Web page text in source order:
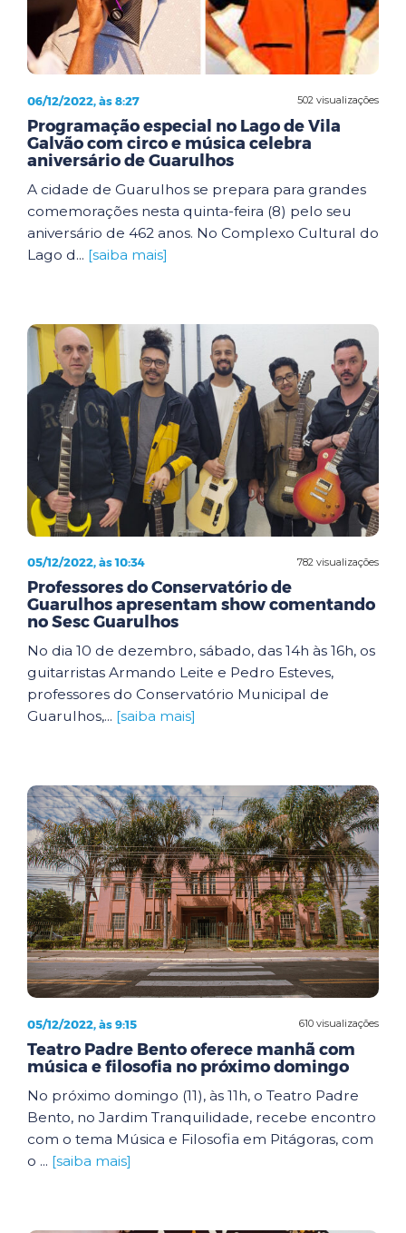
502 visualizações
06/12/2022, às 8:27
Programação especial no Lago de Vila
Galvão com circo e música celebra
aniversário de Guarulhos
A cidade de Guarulhos se prepara para grandes
comemorações nesta quinta-feira (8) pelo seu
aniversário de 462 anos. No Complexo Cultural do
Lago d... [saiba mais]
782 visualizações
05/12/2022, às 10:34
Professores do Conservatório de
Guarulhos apresentam show comentando
no Sesc Guarulhos
No dia 10 de dezembro, sábado, das 14h às 16h, os
guitarristas Armando Leite e Pedro Esteves,
professores do Conservatório Municipal de
Guarulhos,... [saiba mais]
610 visualizações
05/12/2022, às 9:15
Teatro Padre Bento oferece manhã com
música e filosofia no próximo domingo
No próximo domingo (11), às 11h, o Teatro Padre
Bento, no Jardim Tranquilidade, recebe encontro
com o tema Música e Filosofia em Pitágoras, com
o ... [saiba mais]